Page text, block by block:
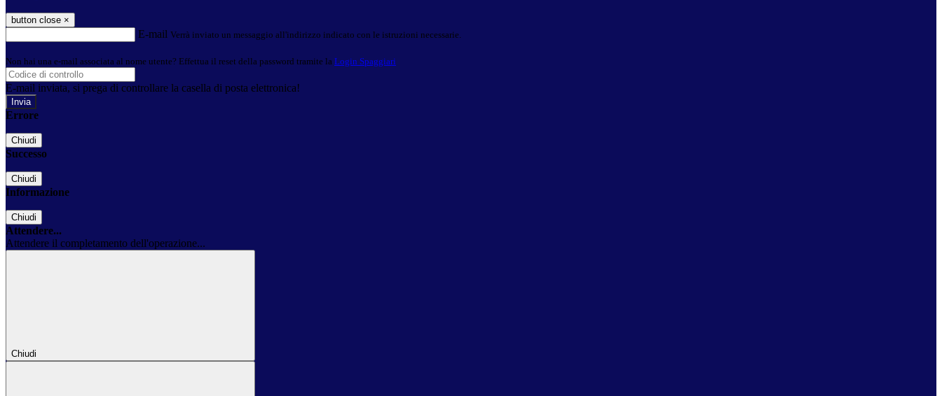
button close ×
E-mail Verrà inviato un messaggio all'indirizzo indicato con le istruzioni necessarie.
Non hai una e-mail associata al nome utente? Effettua il reset della password tramite la Login Spaggiari
E-mail inviata, si prega di controllare la casella di posta elettronica!
Errore
Chiudi
Successo
Chiudi
Informazione
Chiudi
Attendere...
Attendere il completamento dell'operazione...
Chiudi